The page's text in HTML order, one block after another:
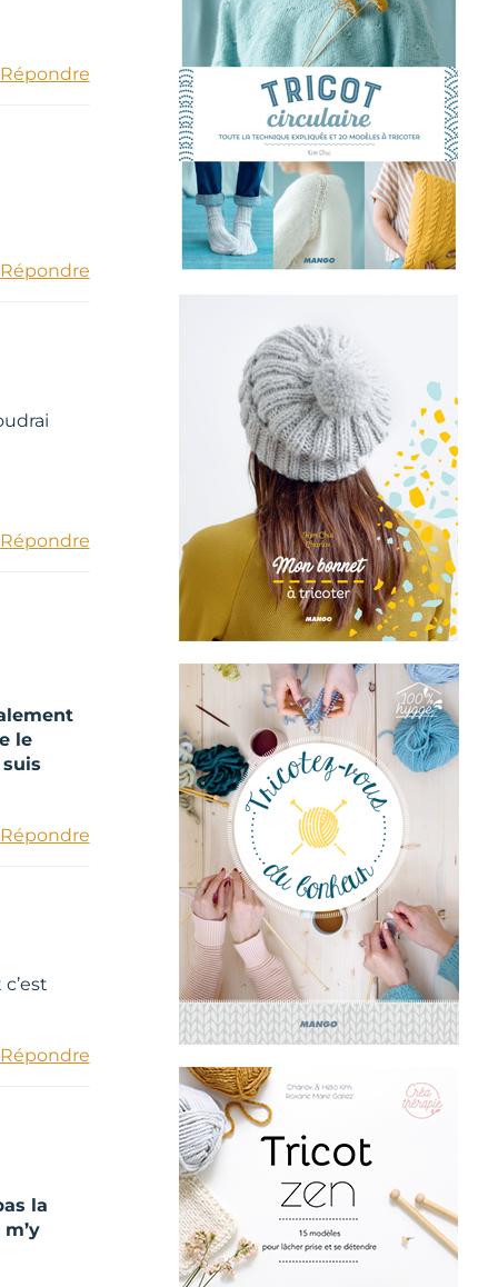
Répondre
Répondre
Répondre
le
Répondre
Répondre
la